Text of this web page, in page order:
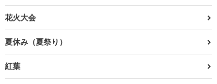
花火大会
夏休み（夏祭り）
紅葉